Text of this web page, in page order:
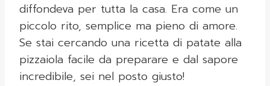
diffondeva per tutta la casa. Era come un
piccolo rito, semplice ma pieno di amore.
Se stai cercando una ricetta di patate alla
pizzaiola facile da preparare e dal sapore
incredibile, sei nel posto giusto!